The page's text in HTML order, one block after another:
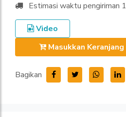
Estimasi waktu pengiriman 1
Video
Masukkan Keranjang
Bagikan